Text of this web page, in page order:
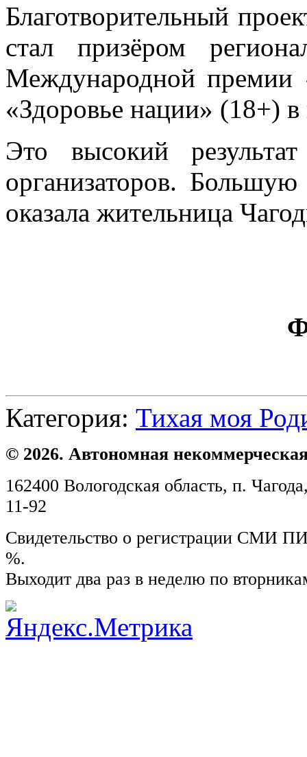
Благотворительный
стал призёром
Международной
«Здоровье нации» (18+)
Это высокий
организаторов.
оказала жительница
Категория: Тихая моя
© 2026. Автономная
162400 Вологодская область, п.
11-92
Свидетельство о регистрации СМИ
%.
Выходит два раз в неделю по